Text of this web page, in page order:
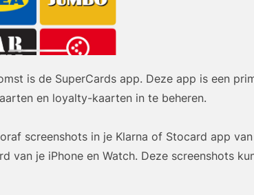
is de SuperCards app. Deze app is een
en loyalty-kaarten in te beheren.
screenshots in je Klarna of Stocard app
van je iPhone en Watch. Deze screenshots